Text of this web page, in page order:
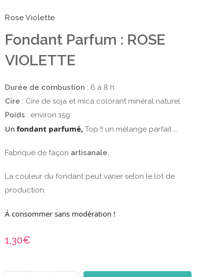
Rose Violette
Fondant Parfum : ROSE
VIOLETTE
Durée de combustion : 6 à 8 h
Cire : Cire de soja et mica colorant minéral naturel
Poids : environ 15g
Un fondant parfumé, Top !! un mélange parfait ….
Fabriqué de façon artisanale.
La couleur du fondant peut varier selon le lot de
production.
À consommer sans modération !
1,30€